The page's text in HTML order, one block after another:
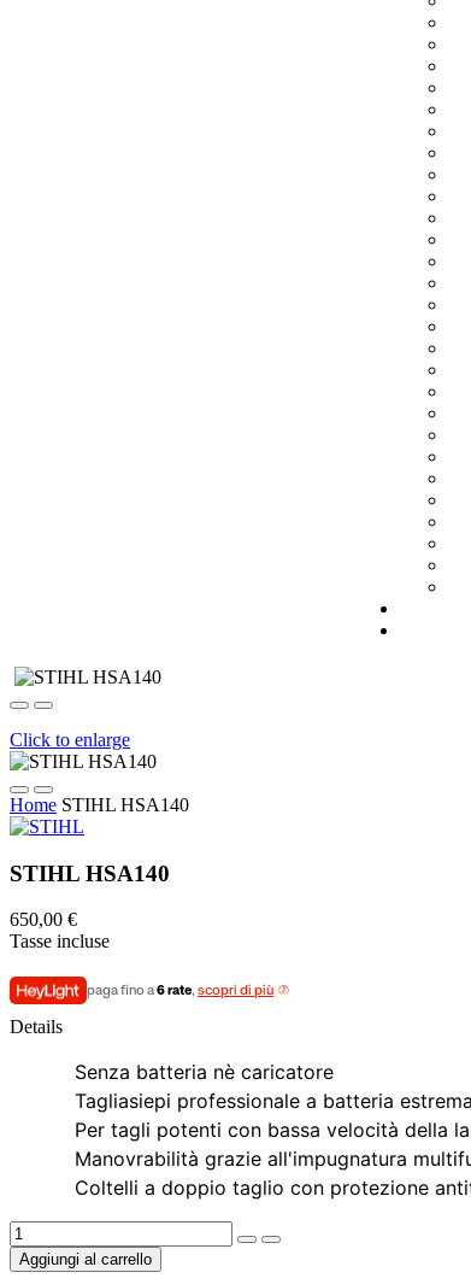
Click to enlarge
Home STIHL HSA140
STIHL HSA140
650,00 €
Tasse incluse
paga fino a6 rate, scopri di più
Details
Senza batteria nè caricatore
Tagliasiepi professionale a batteria
Per tagli potenti con bassa velocità della
Manovrabilità grazie all'impugnatura
Coltelli a doppio taglio con protezione
Aggiungi al carrello